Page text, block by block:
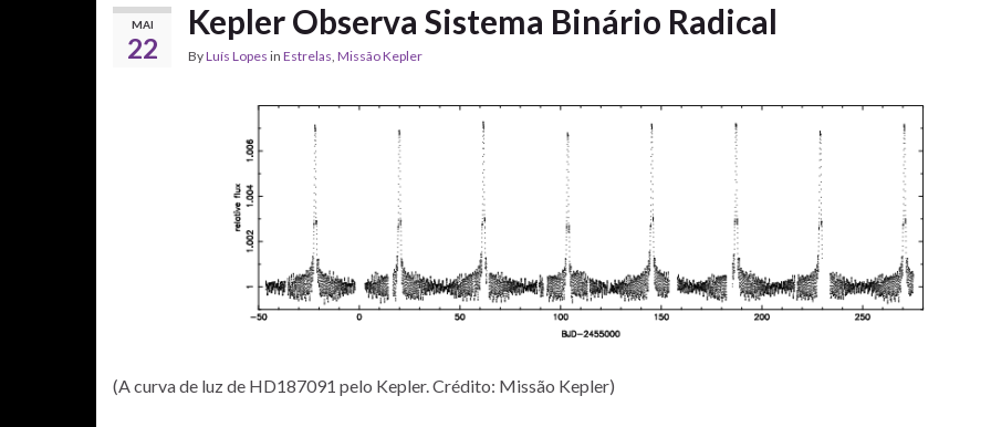
MAI
22
Kepler Observa Sistema Binário Radical
ByLuís Lopes in Estrelas, Missão Kepler
(A curva de luz de HD187091 pelo Kepler. Crédito: Missão Kepler)